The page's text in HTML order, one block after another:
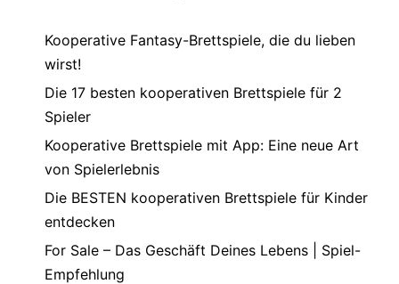
Kooperative Fantasy-Brettspiele, die du lieben
wirst!
Die 17 besten kooperativen Brettspiele für 2
Spieler
Kooperative Brettspiele mit App: Eine neue Art
von Spielerlebnis
Die BESTEN kooperativen Brettspiele für Kinder
entdecken
For Sale – Das Geschäft Deines Lebens | Spiel-
Empfehlung